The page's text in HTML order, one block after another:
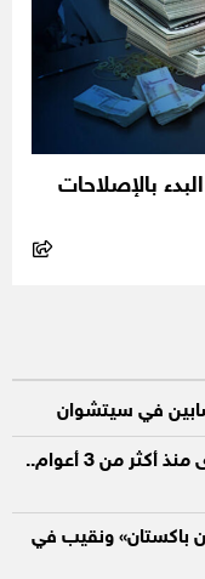
بالإصلاحات
أسعار الغذاء العالمية تقفز إلى أعلى مستوى منذ أكثر من 3 أعوام..
مقتل 7 من «طالبان باكستان» ونقيب في